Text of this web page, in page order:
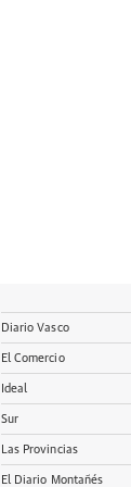
Diario Vasco
El Comercio
Ideal
Sur
Las Provincias
El Diario Montañés